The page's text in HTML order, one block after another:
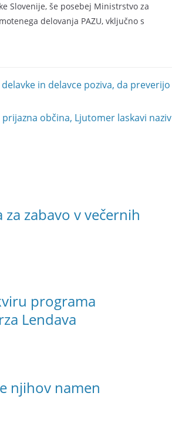
Slovenije, še posebej Ministrstvo za
delovanja PAZU, vključno s
in delavce poziva, da preverijo
občina, Ljutomer laskavi naziv
zabavo v večernih
programa
Lendava
njihov namen